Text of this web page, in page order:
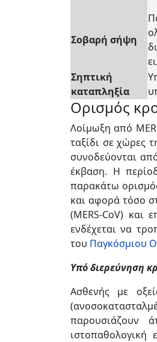
Σοβαρή σήψη
Σηπτική
καταπληξία
Ορισμός
Λοίμωξη από
ταξίδι σε χώρες
συνοδεύονται
έκβαση. Η
παρακάτω
και αφορά τόσο
(MERS-CoV) και
ενδέχεται να
του Παγκόσμιου
Υπό διερεύνηση
Ασθενής με
παρουσιάζουν
ιστοπαθολογική